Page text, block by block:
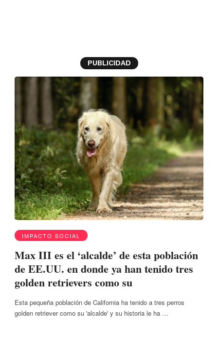
PUBLICIDAD
IMPACTO SOCIAL
Max III es el ‘alcalde’ de esta población
de EE.UU. en donde ya han tenido tres
golden retrievers como su
Esta pequeña población de California ha tenido a tres perros
golden retriever como su 'alcalde' y su historia le ha …